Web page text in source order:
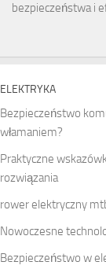
bezpieczeństwa i
ELEKTRYKA
Bezpieczeństwo
włamaniem?
Praktyczne
rozwiązania
rower elektryczny
Nowoczesne
Bezpieczeństwo w